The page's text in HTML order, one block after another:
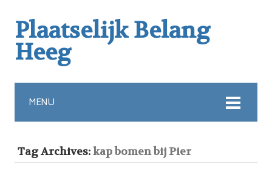
Plaatselijk Belang
Heeg
MENU
Tag Archives:kap bomen bij Pier